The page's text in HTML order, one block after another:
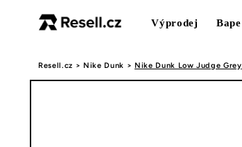
obsahu
Výprodej Bape
Resell.cz > Nike Dunk > Nike Dunk Low Judge Grey
Přejít na